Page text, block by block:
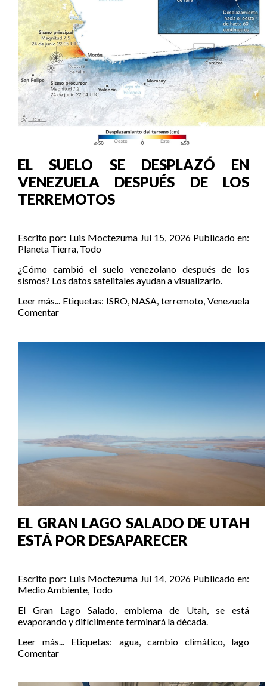
EL SUELO SE DESPLAZÓ EN
VENEZUELA DESPUÉS DE LOS
TERREMOTOS
Escrito por: Luis Moctezuma Jul 15, 2026 Publicado en:
Planeta Tierra, Todo
¿Cómo cambió el suelo venezolano después de los
sismos? Los datos satelitales ayudan a visualizarlo.
Leer más... Etiquetas: ISRO, NASA,terremoto,Venezuela
Comentar
EL GRAN LAGO SALADO DE UTAH
ESTÁ POR DESAPARECER
Escrito por: Luis Moctezuma Jul 14, 2026 Publicado en:
Medio Ambiente, Todo
El Gran Lago Salado, emblema de Utah, se está
evaporando y difícilmente terminará la década.
Leer más...
Etiquetas: agua, cambio climático, lago
Comentar